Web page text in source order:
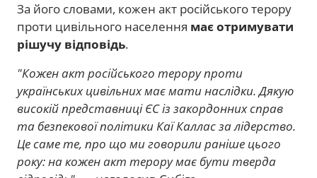
За його словами, кожен акт російського терору
проти цивільного населення має отримувати
рішучу відповідь.
"Кожен акт російського терору проти
українських цивільних має мати наслідки. Дякую
високій представниці ЄС із закордонних справ
та безпекової політики Каї Каллас за лідерство.
Це саме те, про що ми говорили раніше цього
року: на кожен акт терору має бути тверда